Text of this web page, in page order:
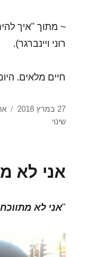
~ מתוך "איך
רוני ויינברגר).
חיים מלאים.
פורסם
בתאריך
27 במרץ 2018
שינוי
אני לא
"אני לא